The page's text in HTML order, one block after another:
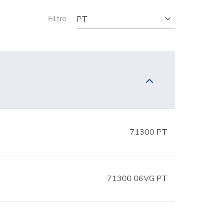
Filtro PT
71300 PT
71300 06VG PT